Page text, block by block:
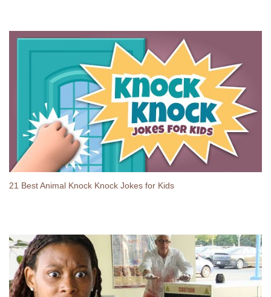
21 Best Animal Knock Knock Jokes for Kids